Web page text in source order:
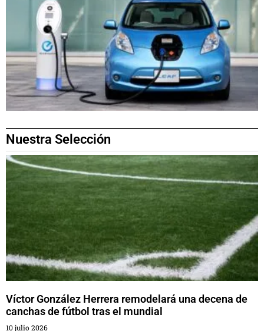
Nuestra Selección
Víctor González Herrera remodelará una decena de
canchas de fútbol tras el mundial
10 julio 2026